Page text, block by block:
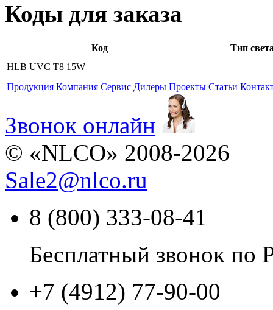
Коды для заказа
Код
Тип
HLB UVC T8 15W
Продукция Компания Сервис Дилеры Проекты Статьи
Звонок онлайн
© «NLCO» 2008-2026
Sale2@nlco.ru
8 (800) 333-08-41
Бесплатный звонок по
+7 (4912) 77-90-00